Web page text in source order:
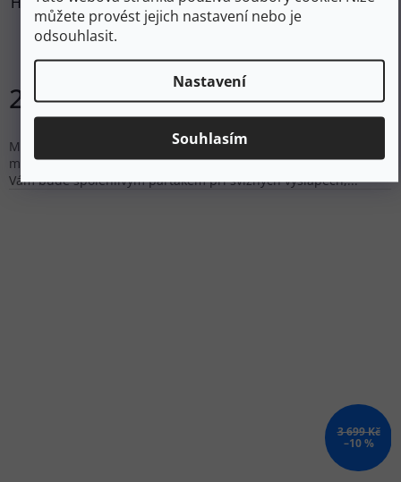
můžete provést jejich nastavení nebo je
odsouhlasit.
Nastavení
Souhlasím
Skladem
2 710 Kč Do košíku
Méně je více, pokud se řídíte tímto heslem a vystačíte si
minimem výbavení, batoh L.I.M Airak 14 od švédského Haglöfs
Vám bude spolehlivým parťákem při svižných výšlapech,...
3 699 Kč
–10 %